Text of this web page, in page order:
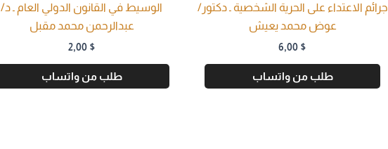
جرائم الاعتداء على الحرية الشخصية ـ دكتور/
عوض محمد يعيش
6,00 $
طلب من واتساب
الوسيط في القانون الدولي العام ـ د/
عبدالرحمن محمد مقبل
2,00 $
طلب من واتساب